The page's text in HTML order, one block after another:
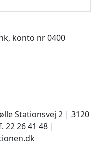
konto nr 0400
Stationsvej 2 | 3120
26 41 48 |